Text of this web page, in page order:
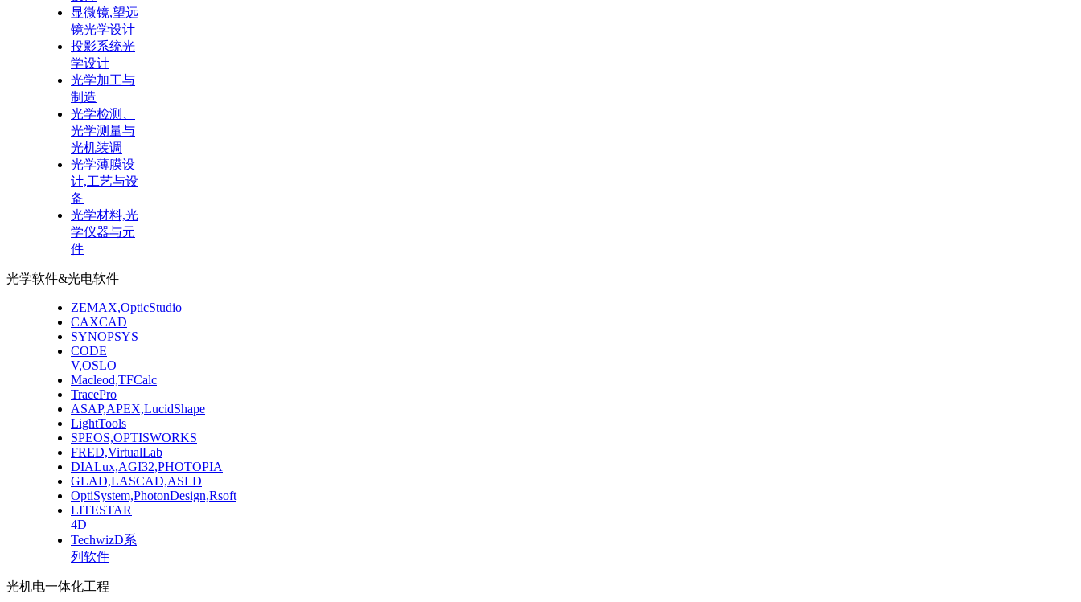
显微镜,望远
镜光学设计
投影系统光
学设计
光学加工与
制造
光学检测、
光学测量与
光机装调
光学薄膜设
计,工艺与设
备
光学材料,光
学仪器与元
件
光学软件&光电软件
ZEMAX,OpticStudio
CAXCAD
SYNOPSYS
CODE
V,OSLO
Macleod,TFCalc
TracePro
ASAP,APEX,LucidShape
LightTools
SPEOS,OPTISWORKS
FRED,VirtualLab
DIALux,AGI32,PHOTOPIA
GLAD,LASCAD,ASLD
OptiSystem,PhotonDesign,Rsoft
LITESTAR
4D
TechwizD系
列软件
光机电一体化工程